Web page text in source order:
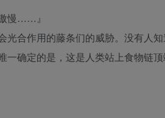
慢……』
合作用的藤条们的威胁。没有人
一确定的是，这是人类站上食物链